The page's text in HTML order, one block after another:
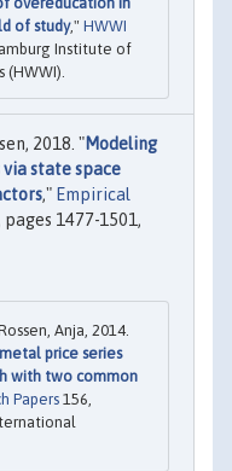
of study," HWWI
Institute of
2018. "Modeling
state space
," Empirical
pages 1477-1501,
Anja, 2014.
price series
with two common
Papers 156,